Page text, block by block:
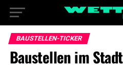
BAUSTELLEN-TICKER
Baustellen im